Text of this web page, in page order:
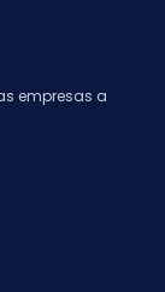
empresas a